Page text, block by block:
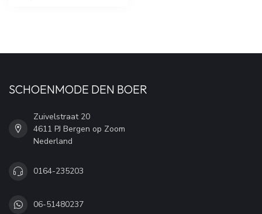
SCHOENMODE DEN BOER
Zuivelstraat 20
4611 PJ Bergen op Zoom
Nederland
0164-235203
06-51480237